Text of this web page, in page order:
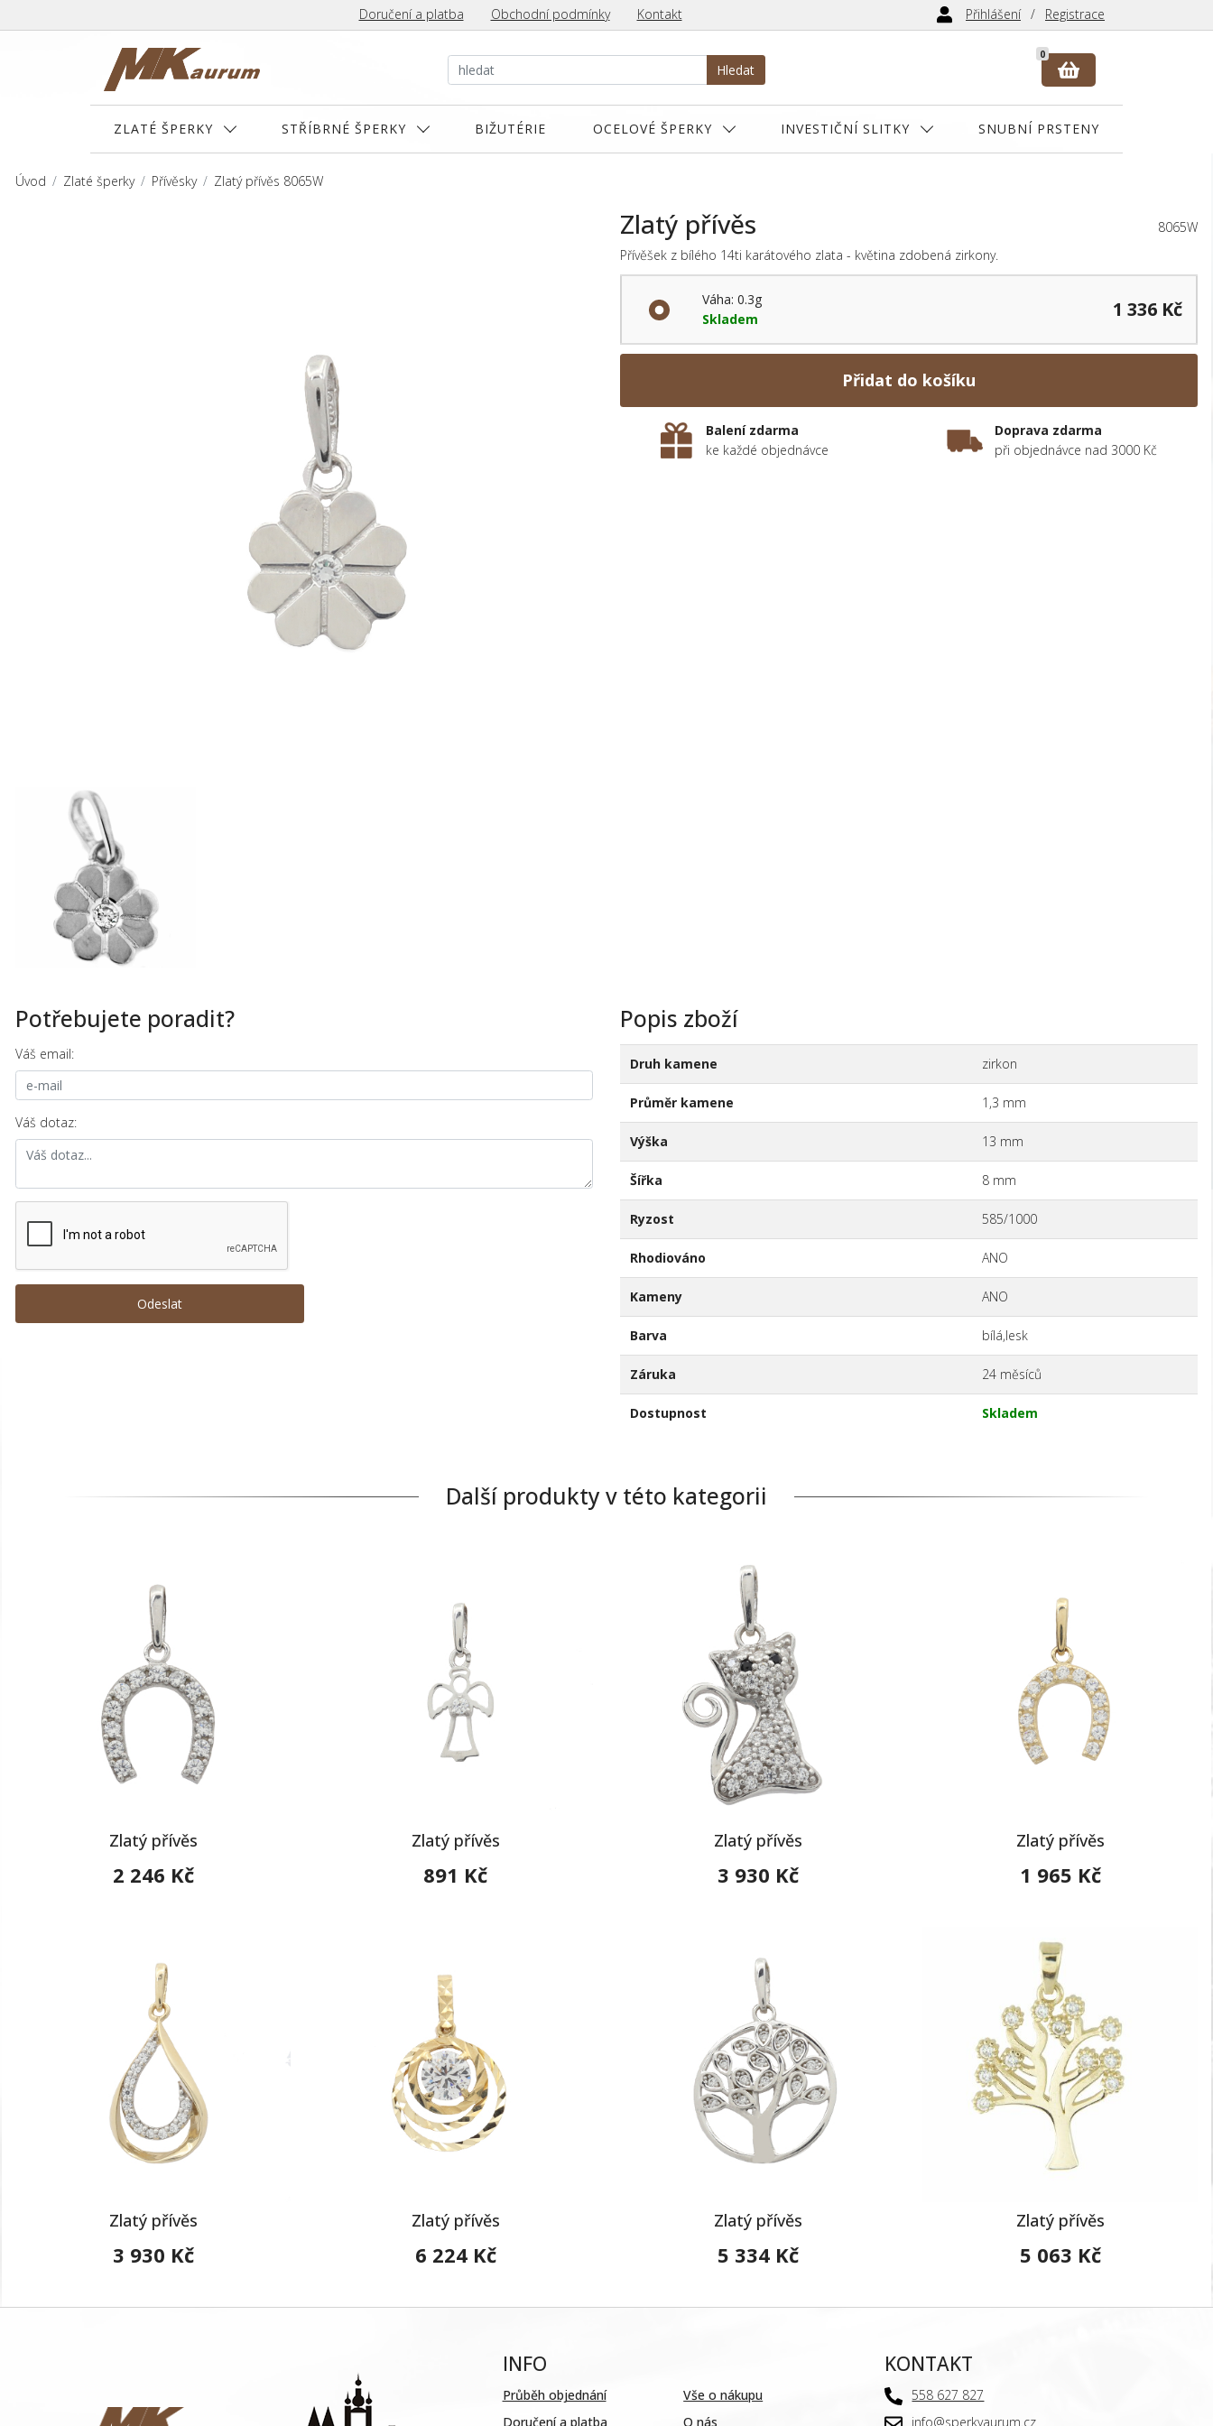
Doručení a platba Obchodní podmínky Kontakt Přihlášení Registrace
Hledat
0
ZLATÉ ŠPERKY STŘÍBRNÉ ŠPERKY BIŽUTÉRIE OCELOVÉ ŠPERKY INVESTIČNÍ SLITKY SNUBNÍ PRSTENY
Úvod Zlaté šperky Přívěsky Zlatý přívěs 8065W
Zlatý přívěs
8065W
Přívěšek z bílého 14ti karátového zlata - květina zdobená zirkony.
Váha: 0.3g
Skladem
1 336 Kč
Přidat do košíku
Balení zdarma
ke každé objednávce
Doprava zdarma
při objednávce nad 3000 Kč
Popis zboží
Druh kamene zirkon
Průměr kamene 1,3 mm
Výška 13 mm
Šířka 8 mm
Ryzost 585/1000
Rhodiováno ANO
Kameny ANO
Barva bílá,lesk
Záruka 24 měsíců
Dostupnost Skladem
Potřebujete poradit?
Váš email:
Váš dotaz:
Další produkty v této kategorii
Zlatý přívěs
2 246 Kč
Zlatý přívěs
891 Kč
Zlatý přívěs
3 930 Kč
Zlatý přívěs
1 965 Kč
Zlatý přívěs
3 930 Kč
Zlatý přívěs
6 224 Kč
Zlatý přívěs
5 334 Kč
Zlatý přívěs
5 063 Kč
INFO
Průběh objednání
Doručení a platba
Vše o nákupu
O nás
KONTAKT
558 627 827
info@sperkyaurum.cz